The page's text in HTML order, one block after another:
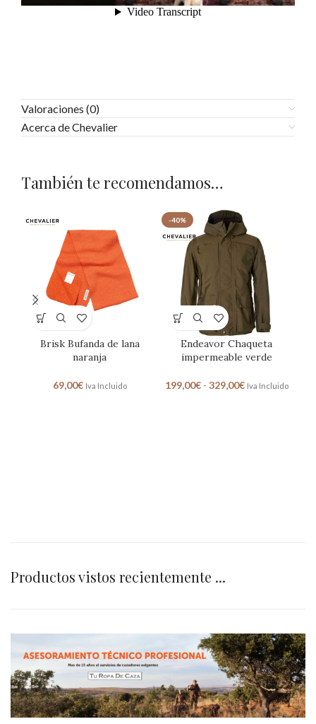
Valoraciones (0)
Acerca de Chevalier
También te recomendamos…
Brisk Bufanda de lana
naranja
69,00€ Iva Incluido
-40%
Endeavor Chaqueta
impermeable verde
199,00€ - 329,00€ Iva Incluido
Productos vistos recientemente ...